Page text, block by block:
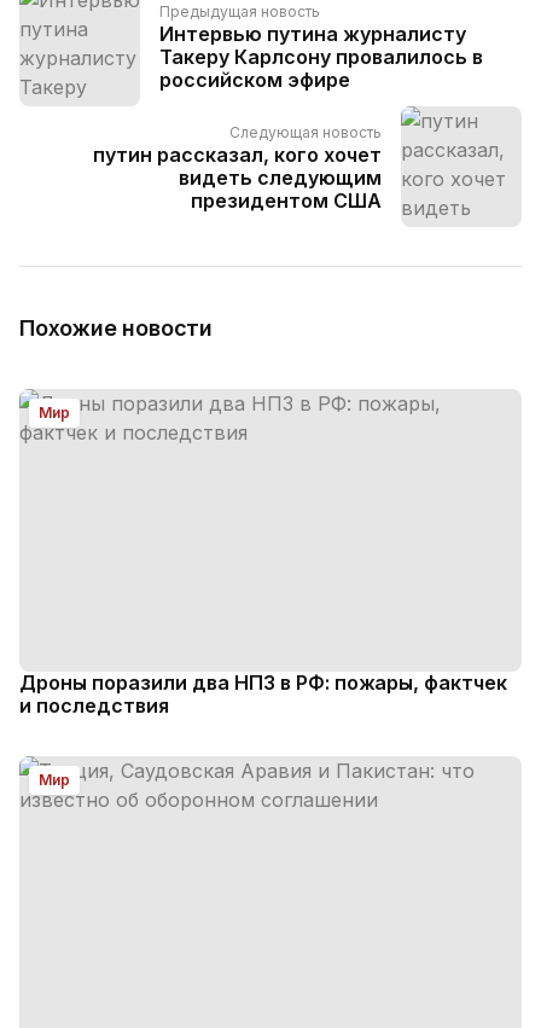
Предыдущая новость
Интервью путина журналисту
Такеру Карлсону провалилось в
российском эфире
Следующая новость
путин рассказал, кого хочет
видеть следующим
президентом США
Похожие новости
Мир
Дроны поразили два НПЗ в РФ: пожары, фактчек
и последствия
Мир